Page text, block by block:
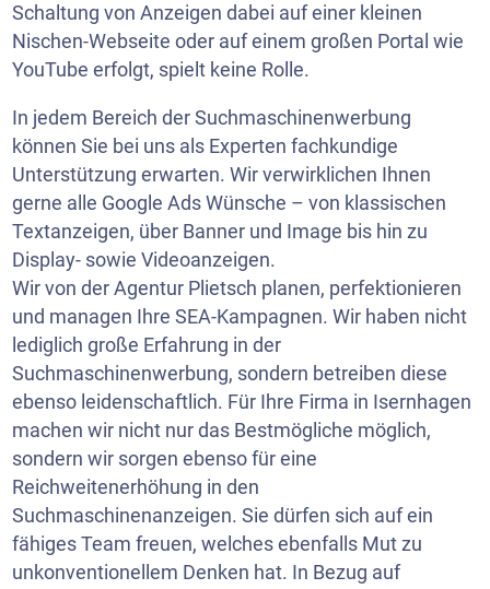
Schaltung von Anzeigen dabei auf einer kleinen
Nischen-Webseite oder auf einem großen Portal wie
YouTube erfolgt, spielt keine Rolle.
In jedem Bereich der Suchmaschinenwerbung
können Sie bei uns als Experten fachkundige
Unterstützung erwarten. Wir verwirklichen Ihnen
gerne alle Google Ads Wünsche – von klassischen
Textanzeigen, über Banner und Image bis hin zu
Display- sowie Videoanzeigen.
Wir von der Agentur Plietsch planen, perfektionieren
und managen Ihre SEA-Kampagnen. Wir haben nicht
lediglich große Erfahrung in der
Suchmaschinenwerbung, sondern betreiben diese
ebenso leidenschaftlich. Für Ihre Firma in Isernhagen
machen wir nicht nur das Bestmögliche möglich,
sondern wir sorgen ebenso für eine
Reichweitenerhöhung in den
Suchmaschinenanzeigen. Sie dürfen sich auf ein
fähiges Team freuen, welches ebenfalls Mut zu
unkonventionellem Denken hat. In Bezug auf